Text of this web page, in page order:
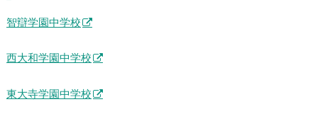
智辯学園中学校
西大和学園中学校
東大寺学園中学校